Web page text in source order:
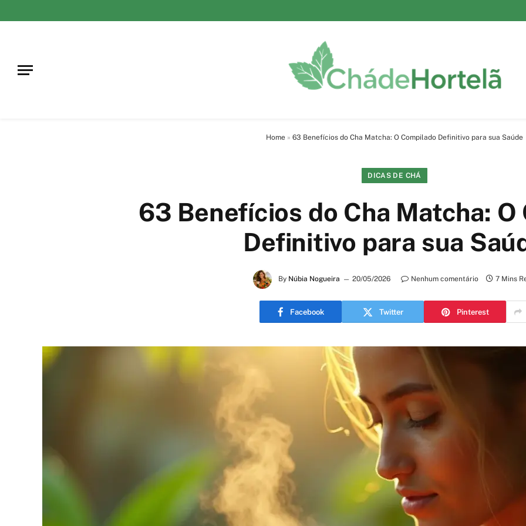
Home » 63 Benefícios do Cha Matcha: O Compilado Definitivo para sua Saúde
DICAS DE CHÁ
63 Benefícios do Cha Matcha:
Definitivo para sua
By Núbia Nogueira 20/05/2026 Nenhum comentário 7 Mins
Facebook Twitter Pinterest